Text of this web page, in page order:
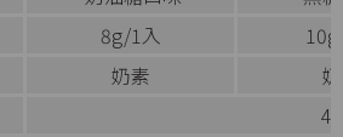
8g/1入
奶素